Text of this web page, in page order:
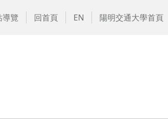
導覽 回首頁 EN 陽明交通大學首頁